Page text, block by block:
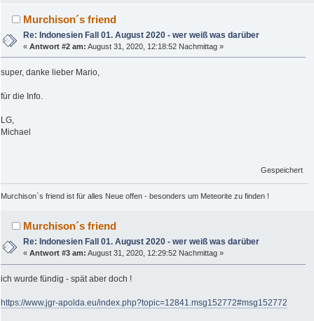
Murchison´s friend
Re: Indonesien Fall 01. August 2020 - wer weiß was darüber
«Antwort #2 am: August 31, 2020, 12:18:52 Nachmittag »
super, danke lieber Mario,
für die Info.
LG,
Michael
Gespeichert
Murchison`s friend ist für alles Neue offen - besonders um Meteorite zu finden !
Murchison´s friend
Re: Indonesien Fall 01. August 2020 - wer weiß was darüber
«Antwort #3 am: August 31, 2020, 12:29:52 Nachmittag »
ich wurde fündig - spät aber doch !
https://www.jgr-apolda.eu/index.php?topic=12841.msg152772#msg152772